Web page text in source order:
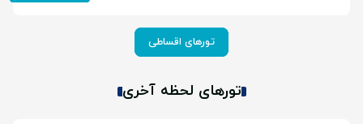
تورهای اقساطی
تورهای لحظه آخری